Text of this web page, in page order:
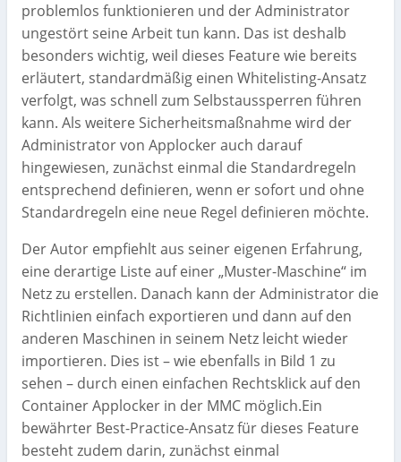
problemlos funktionieren und der Administrator
ungestört seine Arbeit tun kann. Das ist deshalb
besonders wichtig, weil dieses Feature wie bereits
erläutert, standardmäßig einen Whitelisting-Ansatz
verfolgt, was schnell zum Selbstaussperren führen
kann. Als weitere Sicherheitsmaßnahme wird der
Administrator von Applocker auch darauf
hingewiesen, zunächst einmal die Standardregeln
entsprechend definieren, wenn er sofort und ohne
Standardregeln eine neue Regel definieren möchte.
Der Autor empfiehlt aus seiner eigenen Erfahrung,
eine derartige Liste auf einer „Muster-Maschine“ im
Netz zu erstellen. Danach kann der Administrator die
Richtlinien einfach exportieren und dann auf den
anderen Maschinen in seinem Netz leicht wieder
importieren. Dies ist – wie ebenfalls in Bild 1 zu
sehen – durch einen einfachen Rechtsklick auf den
Container Applocker in der MMC möglich.Ein
bewährter Best-Practice-Ansatz für dieses Feature
besteht zudem darin, zunächst einmal